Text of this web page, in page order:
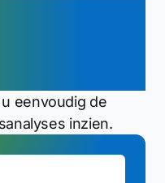
eenvoudig de
inzien.